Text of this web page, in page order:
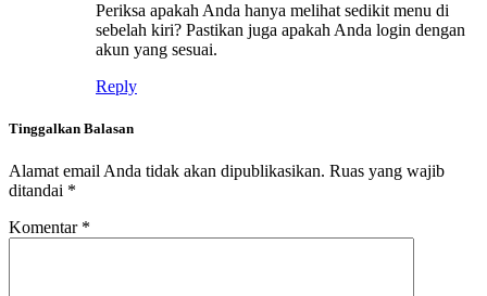
Periksa apakah Anda hanya melihat sedikit menu di
sebelah kiri? Pastikan juga apakah Anda login dengan
akun yang sesuai.
Reply
Tinggalkan Balasan
Alamat email Anda tidak akan dipublikasikan. Ruas yang wajib
ditandai *
Komentar *